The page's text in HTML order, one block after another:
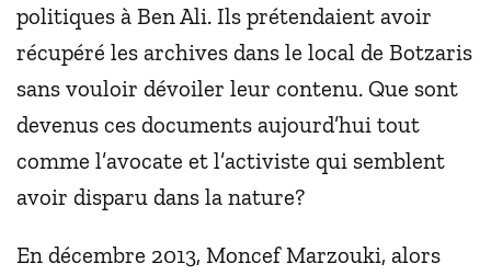
politiques à Ben Ali. Ils prétendaient avoir
récupéré les archives dans le local de Botzaris
sans vouloir dévoiler leur contenu. Que sont
devenus ces documents aujourd’hui tout
comme l’avocate et l’activiste qui semblent
avoir disparu dans la nature?
En décembre 2013, Moncef Marzouki, alors